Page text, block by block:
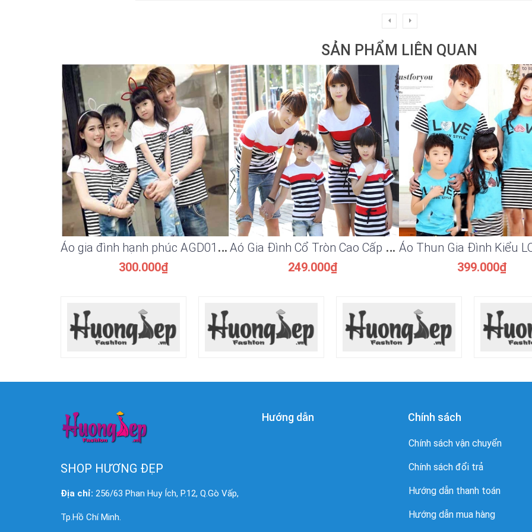
SẢN PHẨM LIÊN QUAN
Á
o gia đình hạnh phúc AGD0195
300.000₫
A
ó Gia Đình Cổ Tròn Cao Cấp AGDK-X 174
249.000₫ 399.000₫
SHOP HƯƠNG ĐẸP
Địa chỉ: 256/63 Phan Huy Ích, P.12, Q.Gò Vấp,
Tp.Hồ Chí Minh.
Hướng dẫn Chính sách
Chính sách vận chuyển
Chính sách đổi trả
Hướng dẫn thanh toán
Hướng dẫn mua hàng